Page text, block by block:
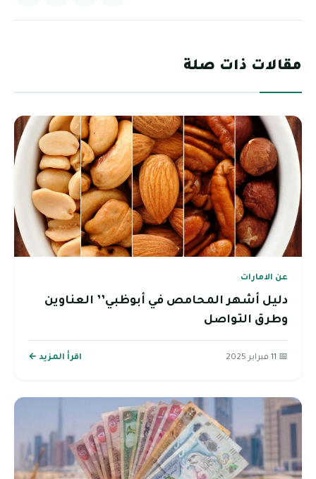
مقالات ذات صلة
عن الامارات
دليل أشهر المحامص في أبوظبي’’ العناوين
وطرق التواصل
📅 11 فبراير 2025 اقرأ المزيد ←